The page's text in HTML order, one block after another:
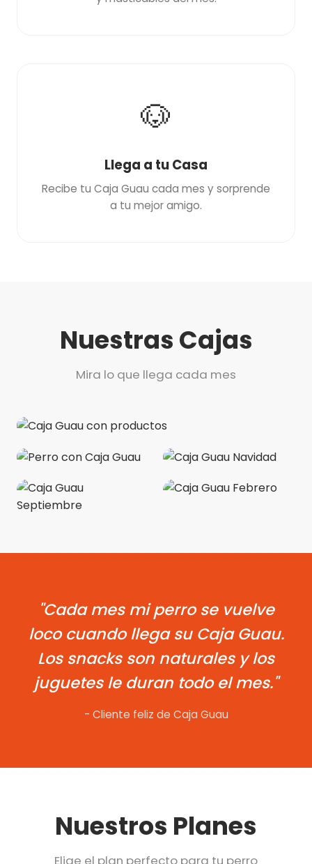
🐶
Llega a tu Casa
Recibe tu Caja Guau cada mes y sorprende
a tu mejor amigo.
Nuestras Cajas
Mira lo que llega cada mes
"Cada mes mi perro se vuelve
loco cuando llega su Caja Guau.
Los snacks son naturales y los
juguetes le duran todo el mes."
- Cliente feliz de Caja Guau
Nuestros Planes
Elige el plan perfecto para tu perro